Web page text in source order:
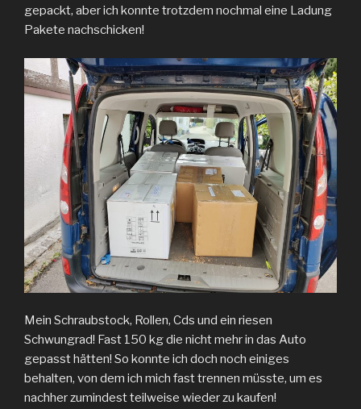
gepackt, aber ich konnte trotzdem nochmal eine Ladung
Pakete nachschicken!
Mein Schraubstock, Rollen, Cds und ein riesen
Schwungrad! Fast 150 kg die nicht mehr in das Auto
gepasst hätten! So konnte ich doch noch einiges
behalten, von dem ich mich fast trennen müsste, um es
nachher zumindest teilweise wieder zu kaufen!